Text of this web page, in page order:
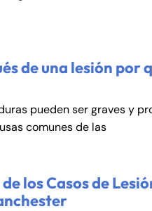
de una lesión por
pueden ser graves y
comunes de las
los Casos de